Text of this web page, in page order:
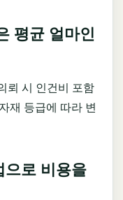
평균 얼마인
뢰 시 인건비 포함
재 등급에 따라 변
로 비용을